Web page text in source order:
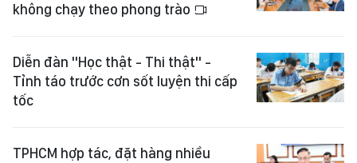
không chạy theo phong trào
Diễn đàn "Học thật - Thi thật" -
Tỉnh táo trước cơn sốt luyện thi cấp
tốc
TPHCM hợp tác, đặt hàng nhiều